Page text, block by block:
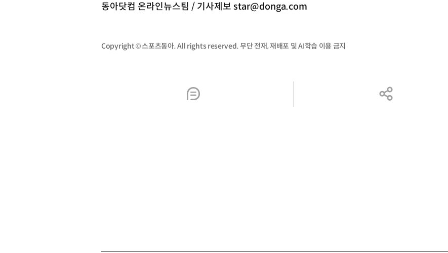
동아닷컴 온라인뉴스팀 / 기사제보 star@donga.com
Copyright © 스포츠동아. All rights reserved. 무단 전재, 재배포 및 AI학습 이용 금지